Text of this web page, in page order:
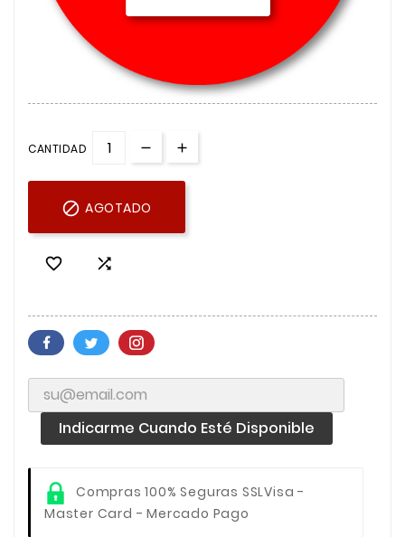
CANTIDAD
 AGOTADO
 
Indicarme Cuando Esté Disponible
Compras 100% Seguras SSLVisa -
Master Card - Mercado Pago